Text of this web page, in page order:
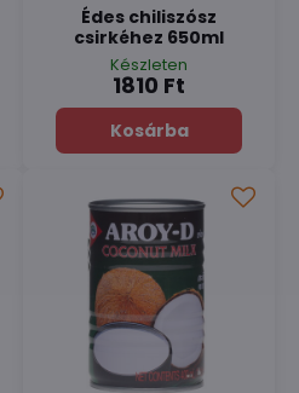
Édes chiliszósz
csirkéhez 650ml
Készleten
1810 Ft
Kosárba